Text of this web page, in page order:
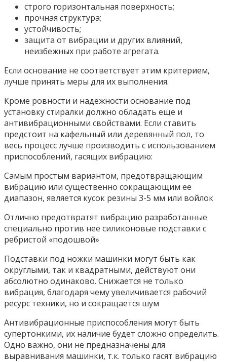
строго горизонтальная поверхность;
прочная структура;
устойчивость;
защита от вибрации и других влияний,
неизбежных при работе агрегата.
Если основание не соответствует этим критерием,
лучше принять меры для их выполнения.
Кроме ровности и надежности основание под
установку стиралки должно обладать еще и
антивибрационными свойствами. Если ставить
предстоит на кафельный или деревянный пол, то
весь процесс лучше производить с использованием
приспособлений, гасящих вибрацию:
Самым простым вариантом, предотвращающим
вибрацию или существенно сокращающим ее
диапазон, является кусок резины 3-5 мм или войлок
Отлично предотвратят вибрацию разработанные
специально против нее силиконовые подставки с
ребристой «подошвой»
Подставки под ножки машинки могут быть как
округлыми, так и квадратными, действуют они
абсолютно одинаково. Снижается не только
вибрация, благодаря чему увеличивается рабочий
ресурс техники, но и сокращается шум
Антивибрационные приспособления могут быть
супертонкими, их наличие будет сложно определить.
Одно важно, они не предназначены для
выравнивания машинки, т.к. только гасят вибрацию